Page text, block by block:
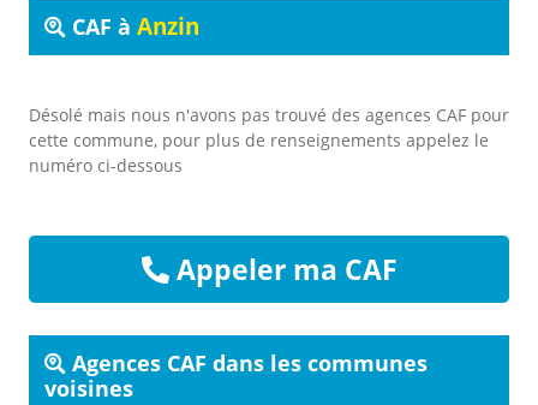
CAF à Anzin
Désolé mais nous n'avons pas trouvé des agences CAF pour
cette commune, pour plus de renseignements appelez le
numéro ci-dessous
Appeler ma CAF
Agences CAF dans les communes
voisines